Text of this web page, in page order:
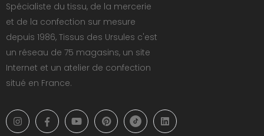
Spécialiste du tissu, de la mercerie
et de la confection sur mesure
depuis 1986, Tissus des Ursules c'est
un réseau de 75 magasins, un site
Internet et un atelier de confection
situé en France.